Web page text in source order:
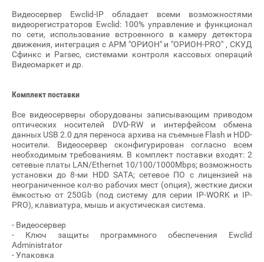
Видеосервер Ewclid-IP обладает всеми возможностями
видеорегистраторов Ewclid: 100% управление и функционал
по сети, использование встроенного в камеру детектора
движения, интеграция с АРМ "ОРИОН" и "ОРИОН-PRO" , СКУД
Сфинкс и Parsec, системами контроля кассовых операций
Видеомаркет и др.
Комплект поставки
Все видеоcерверы оборудованы записывающим приводом
оптических носителей DVD-RW и интерфейсом обмена
данных USB 2.0 для переноса архива на съемные Flash и HDD-
носители. Видеосервер сконфигурирован согласно всем
необходимым требованиям. В комплект поставки входят: 2
сетевые платы LAN/Ethernet 10/100/1000Mbps; возможность
установки до 8-ми HDD SATA; сетевое ПО с лицензией на
неограниченное кол-во рабочих мест (опция), жесткие диски
ёмкостью от 250Gb (под систему для серии IP-WORK и IP-
PRO), клавиатура, мышь и акустическая система.
- Видеосервер
- Ключ защиты программного обеспечения Ewclid
Administrator
- Упаковка